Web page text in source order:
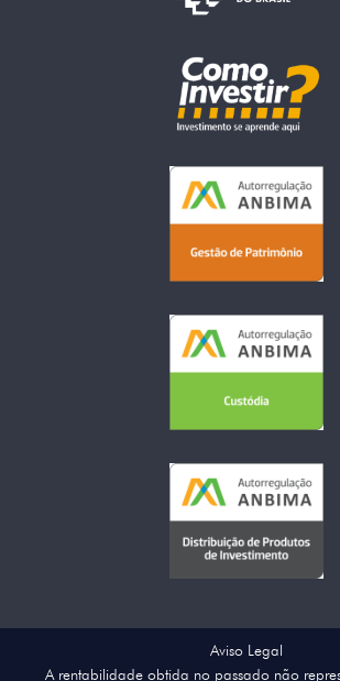
Aviso Legal
A rentabilidade obtida no passado não